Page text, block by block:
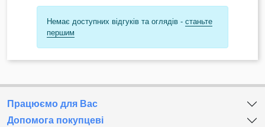
Немає доступних відгуків та оглядів - станьте
першим
Працюємо для Вас
Допомога покупцеві